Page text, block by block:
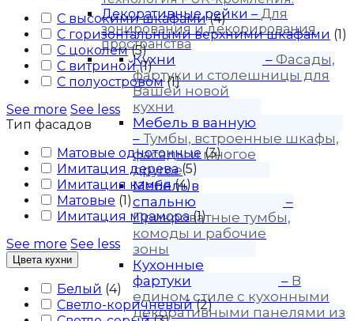
Декоративные рейки – Для
зонирования и декорирования
пространства
Кухни – Фасады,
фартуки и столешницы для
Вашей новой
кухни
Мебель в ванную
– Тумбы, встроенные шкафы,
фасады и многое
другое
Мебель в
спальню
–
Прикроватные тумбы,
комоды и рабочие
зоны
Кухонные
фартуки
– В
едином стиле с кухонными
декоративными панелями из
С высокими шкафами (4)
С горизонтальными верхними шкафами (1)
С цоколем (5)
С витриной (1)
С полуостровом (1)
See more See less
Тип фасадов
Матовые однотонные (3)
Имитация дерева (5)
Имитация камня (4)
Матовые (1)
Имитация мрамора (1)
See more See less
Цвета кухни
Белый (4)
Светло-коричневый (2)